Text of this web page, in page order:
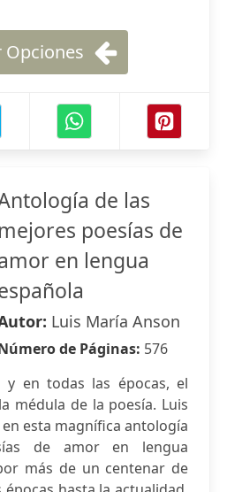
Opciones
de las
mejores poesías de
en lengua
Luis María Anson
de Páginas: 576
en todas las épocas, el
médula de la poesía. Luis
esta magnífica antología
de amor en lengua
más de un centenar de